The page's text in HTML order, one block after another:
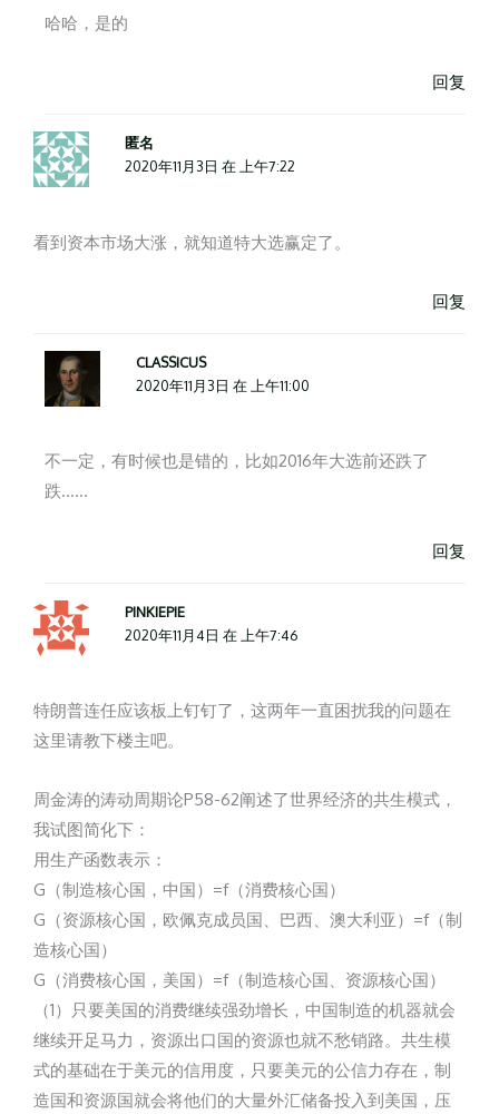
哈哈，是的
回复
匿名
2020年11月3日 在 上午7:22
看到资本市场大涨，就知道特大选赢定了。
回复
CLASSICUS
2020年11月3日 在 上午11:00
不一定，有时候也是错的，比如2016年大选前还跌了
跌……
回复
PINKIEPIE
2020年11月4日 在 上午7:46
特朗普连任应该板上钉钉了，这两年一直困扰我的问题在
这里请教下楼主吧。
周金涛的涛动周期论P58-62阐述了世界经济的共生模式，
我试图简化下：
用生产函数表示：
G（制造核心国，中国）=f（消费核心国）
G（资源核心国，欧佩克成员国、巴西、澳大利亚）=f（制
造核心国）
G（消费核心国，美国）=f（制造核心国、资源核心国）
（1）只要美国的消费继续强劲增长，中国制造的机器就会
继续开足马力，资源出口国的资源也就不愁销路。共生模
式的基础在于美元的信用度，只要美元的公信力存在，制
造国和资源国就会将他们的大量外汇储备投入到美国，压